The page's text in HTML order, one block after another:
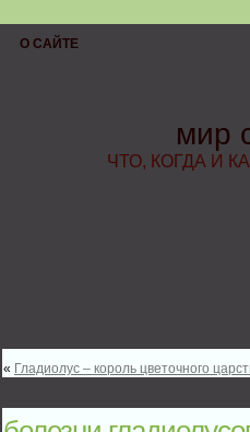
О САЙТЕ
мир
ЧТО, КОГДА И
« Гладиолус – король цветочного